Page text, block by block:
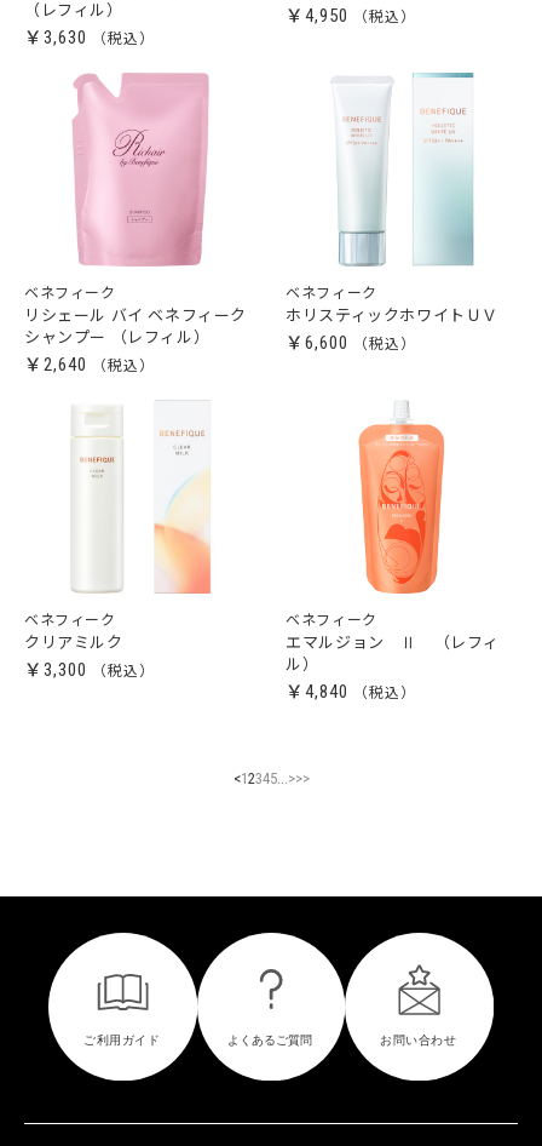
（レフィル）
￥3,630
￥4,950
ベネフィーク
リシェール バイ ベネフィーク
シャンプー （レフィル）
￥2,640
ベネフィーク
ホリスティックホワイトＵＶ
￥6,600
ベネフィーク
クリアミルク
￥3,300
ベネフィーク
エマルジョン Ⅱ （レフィ
ル）
￥4,840
<12345... >>>